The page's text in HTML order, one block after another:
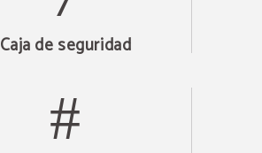
Caja de seguridad